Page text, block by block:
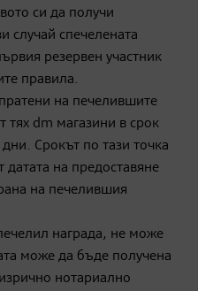
си да получи
случай спечелената
резервен участник
правила.
на печелившите
тях dm магазини в срок
Срокът по тази точка
датата на предоставяне
на печелившия
награда, не може
може да бъде получена
нотариално